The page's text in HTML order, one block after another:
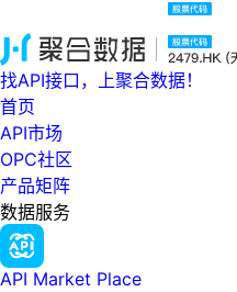
找API接口，上聚合数据！
首页
API市场
OPC社区
产品矩阵
数据服务
API Market Place